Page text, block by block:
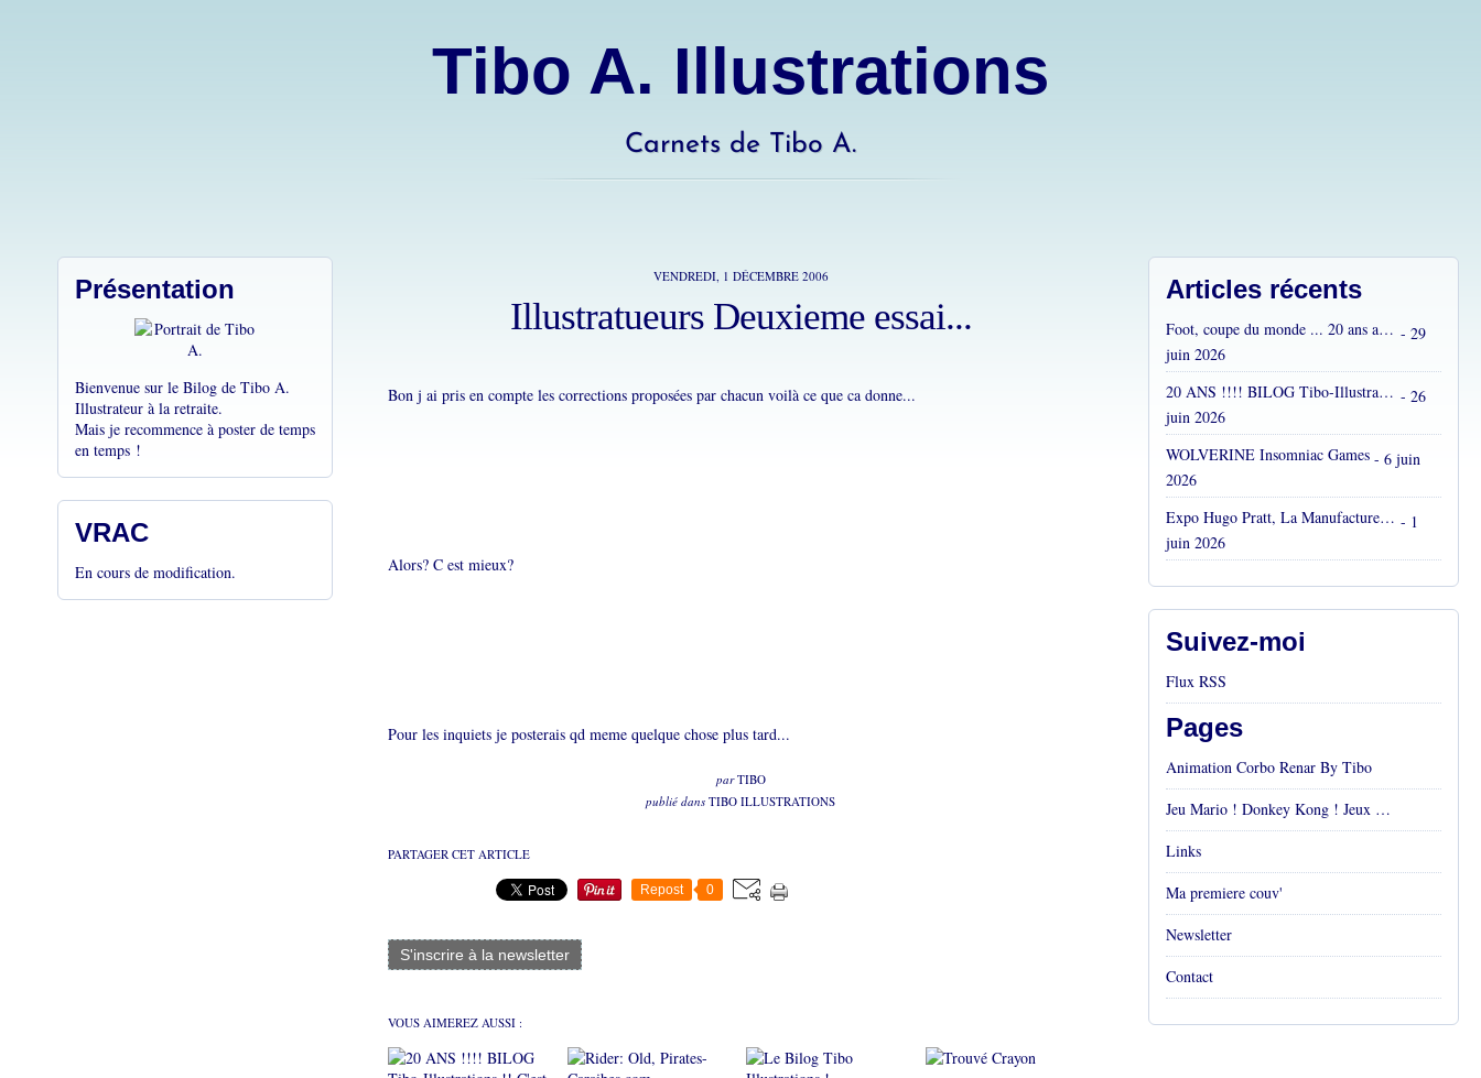
Tibo A. Illustrations
Carnets de Tibo A.
Présentation
Bienvenue sur le Bilog de Tibo A.
Illustrateur à la retraite.
Mais je recommence à poster de temps
en temps !
VRAC
En cours de modification.
VENDREDI, 1 DÉCEMBRE 2006
Illustratueurs Deuxieme essai...
Bon j ai pris en compte les corrections proposées par chacun voilà ce que ca donne...
Alors? C est mieux?
Pour les inquiets je posterais qd meme quelque chose plus tard...
parTIBO
publié dans TIBO ILLUSTRATIONS
PARTAGER CET ARTICLE
Repost 0
S'inscrire à la newsletter
VOUS AIMEREZ AUSSI :
Articles récents
Foot, coupe du monde ... 20 ans après... - 29
juin 2026
20 ANS !!!! BILOG Tibo-Illustrations !! C'est fou ! - 26
juin 2026
WOLVERINE Insomniac Games - 6 juin
2026
Expo Hugo Pratt, La Manufacture, Aix en Provence, Mai 2026 - 1
juin 2026
Suivez-moi
Flux RSS
Pages
Animation Corbo Renar By Tibo
Jeu Mario ! Donkey Kong ! Jeux vidéos Rétro !
Links
Ma premiere couv'
Newsletter
Contact